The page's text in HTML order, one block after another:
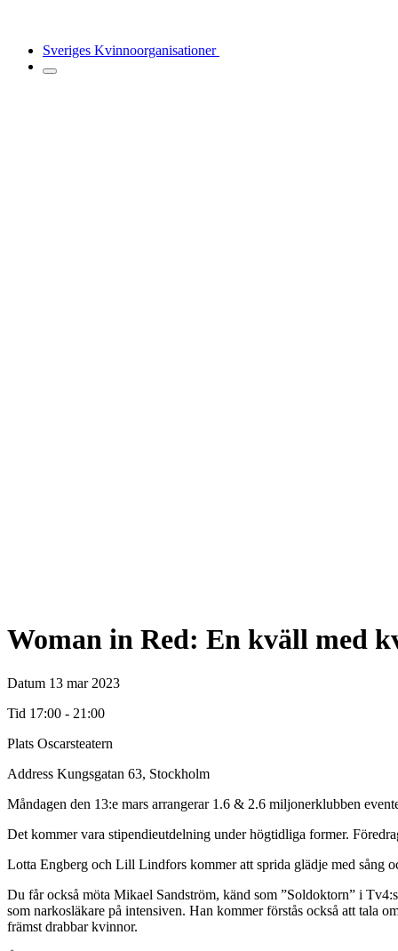
Sveriges Kvinnoorganisationer
Woman in Red: En kväll med
Datum 13 mar 2023
Tid 17:00 - 21:00
Plats Oscarsteatern
Address Kungsgatan 63, Stockholm
Måndagen den 13:e mars arrangerar 1.6 & 2.6 miljonerklubben
Det kommer vara stipendieutdelning under högtidliga former.
Lotta Engberg och Lill Lindfors kommer att sprida glädje med sång
Du får också möta Mikael Sandström, känd som ”Soldoktorn” i
som narkosläkare på intensiven. Han kommer förstås också att tala
främst drabbar kvinnor.